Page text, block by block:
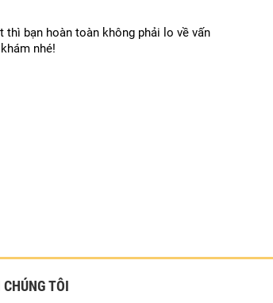
bạn hoàn toàn không phải lo về vấn
nhé!
TÔI